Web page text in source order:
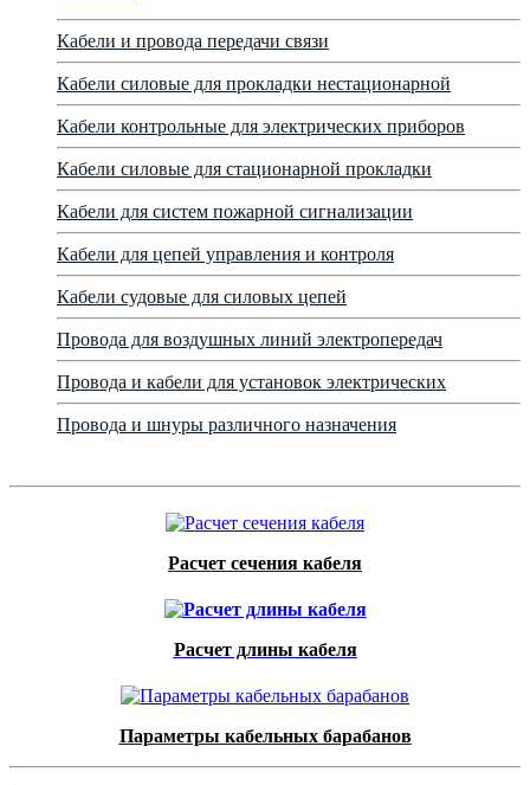
Кабели и провода передачи связи
Кабели силовые для прокладки нестационарной
Кабели контрольные для электрических приборов
Кабели силовые для стационарной прокладки
Кабели для систем пожарной сигнализации
Кабели для цепей управления и контроля
Кабели судовые для силовых цепей
Провода для воздушных линий электропередач
Провода и кабели для установок электрических
Провода и шнуры различного назначения
Расчет сечения кабеля
Расчет длины кабеля
Параметры кабельных барабанов